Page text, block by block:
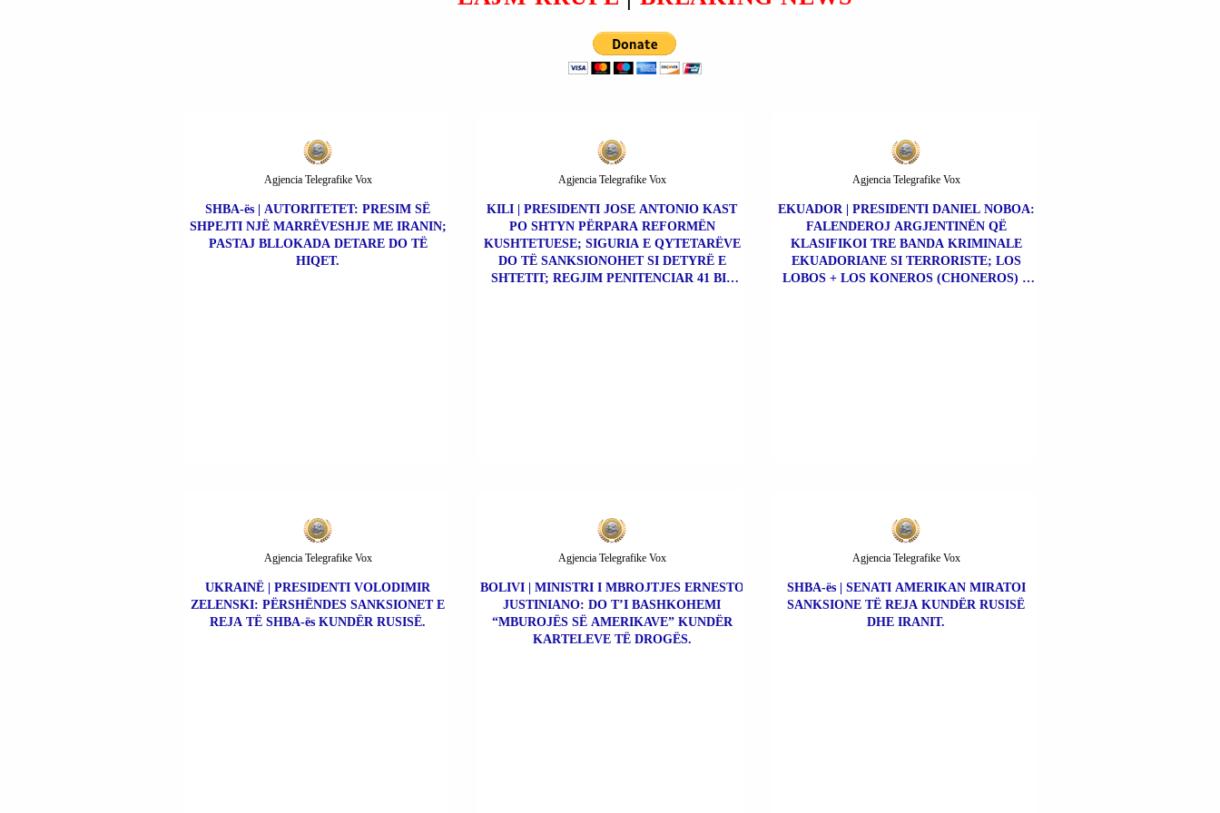
SHBA-ës | AUTORITETET: PRESIM SË
SHPEJTI NJË MARRËVESHJE ME IRANIN;
PASTAJ BLLOKADA DETARE DO TË
HIQET.
Agjencia Telegrafike Vox
KILI | PRESIDENTI JOSE ANTONIO KAST
PO SHTYN PËRPARA REFORMËN
KUSHTETUESE; SIGURIA E QYTETARËVE
DO TË SANKSIONOHET SI DETYRË E
SHTETIT; REGJIM PENITENCIAR 41 BIS
Agjencia Telegrafike Vox
EKUADOR | PRESIDENTI DANIEL NOBOA:
FALENDEROJ ARGJENTINËN QË
KLASIFIKOI TRE BANDA KRIMINALE
EKUADORIANE SI TERRORISTE; LOS
LOBOS + LOS KONEROS (CHONEROS) +
Agjencia Telegrafike Vox
UKRAINË | PRESIDENTI VOLODIMIR
ZELENSKI: PËRSHËNDES SANKSIONET E
REJA TË SHBA-ës KUNDËR RUSISË.
Agjencia Telegrafike Vox
BOLIVI | MINISTRI I MBROJTJES ERNESTO
JUSTINIANO: DO T’I BASHKOHEMI
“MBUROJËS SË AMERIKAVE” KUNDËR
KARTELEVE TË DROGËS.
Agjencia Telegrafike Vox
SHBA-ës | SENATI AMERIKAN MIRATOI
SANKSIONE TË REJA KUNDËR RUSISË
DHE IRANIT.
Agjencia Telegrafike Vox